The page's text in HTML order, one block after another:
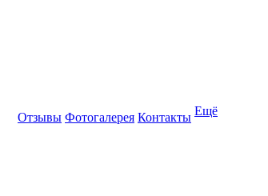
Отзывы Фотогалерея Контакты Ещё